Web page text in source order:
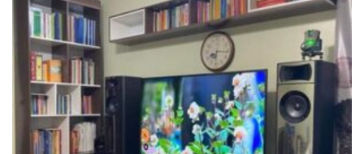
Lưu
vào
danh
sách